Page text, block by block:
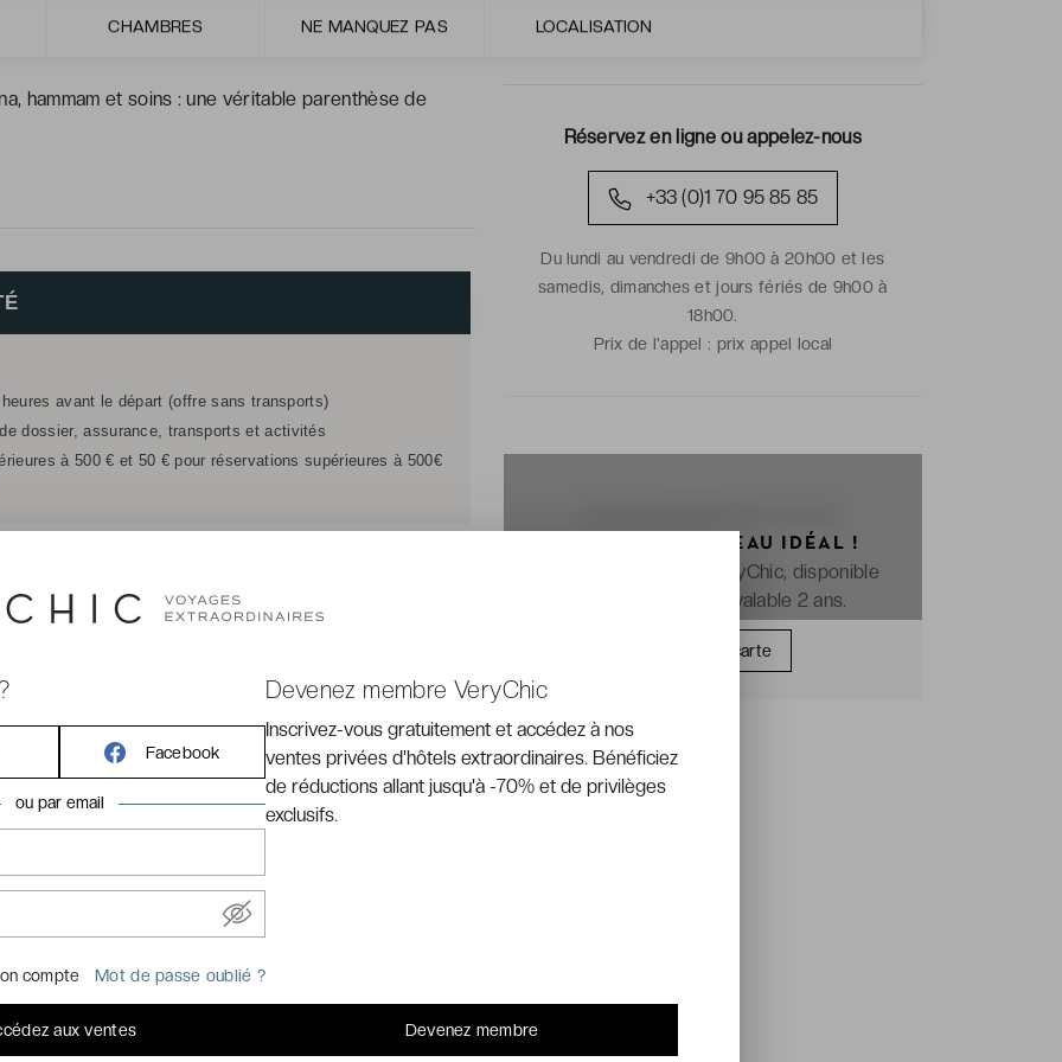
CHAMBRES NE MANQUEZ PAS LOCALISATION
face à la piscine extérieure, pour des bains de soleil
hammam et soins : une véritable parenthèse de
RECOMMENDED ★★★★★
sous le soleil espagnol,
dans la région
doux, villages blancs et littoral lumineux baigné par
d’un emplacement stratégique, à la fois proche des
pays. Dans ce décor typiquement méditerranéen,
avant le départ (offre sans transports)
dossier, assurance, transports et activités
à 500 € et 50 € pour réservations supérieures à 500€
Réservez en ligne ou appelez-nous
+33 (0)1 70 95 85 85
Du lundi au vendredi de 9h00 à 20h00 et les
samedis, dimanches et jours fériés de 9h00 à
18h00.
Prix de l'appel : prix appel local
OFFREZ LE CADEAU IDÉAL !
La e-carte cadeau VeryChic, disponible
immédiatement et valable 2 ans.
Offrir une carte
Facebook
ou par email
compte Mot de passe oublié ?
aux ventes
Devenez membre VeryChic
Inscrivez-vous gratuitement et accédez à nos
ventes privées d'hôtels extraordinaires. Bénéficiez
de réductions allant jusqu'à -70% et de privilèges
exclusifs.
Devenez membre